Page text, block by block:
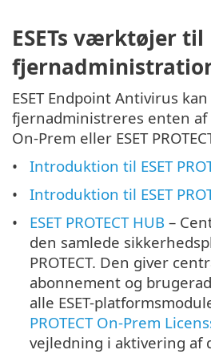
ESETs værktøjer til
ESET Endpoint Antivirus kan
fjernadministreres enten af
On-Prem eller ESET
Introduktion til ESET
Introduktion til ESET
ESET PROTECT HUB –
den samlede
PROTECT. Den giver
abonnement og
alle ESET-
PROTECT On-Prem
vejledning i aktivering af